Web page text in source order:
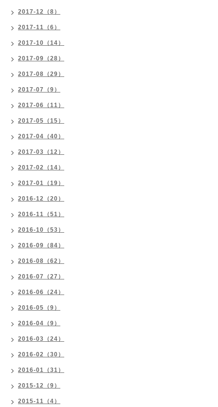
2017-12（8）
2017-11（6）
2017-10（14）
2017-09（28）
2017-08（29）
2017-07（9）
2017-06（11）
2017-05（15）
2017-04（40）
2017-03（12）
2017-02（14）
2017-01（19）
2016-12（20）
2016-11（51）
2016-10（53）
2016-09（84）
2016-08（62）
2016-07（27）
2016-06（24）
2016-05（9）
2016-04（9）
2016-03（24）
2016-02（30）
2016-01（31）
2015-12（9）
2015-11（4）